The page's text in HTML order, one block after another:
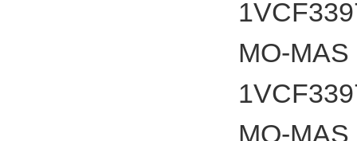
MO-
MO-